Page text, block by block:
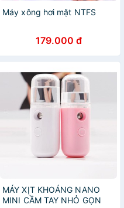
Máy xông hơi mặt NTFS
179.000 đ
MÁY XỊT KHOÁNG NANO
MINI CẦM TAY NHỎ GỌN